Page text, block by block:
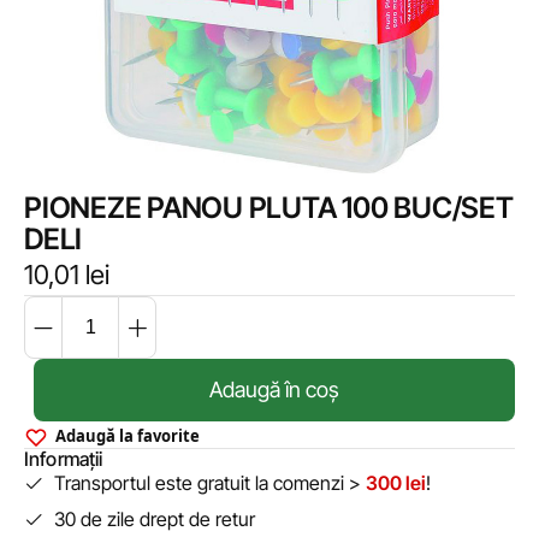
PIONEZE PANOU PLUTA 100 BUC/SET
DELI
10,01 lei
Adaugă în coș
Adaugă la favorite
Informații
Transportul este gratuit la comenzi > 300 lei!
30 de zile drept de retur